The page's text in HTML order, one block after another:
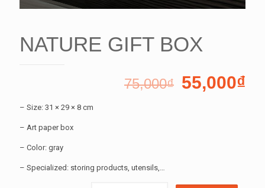
NATURE GIFT BOX
75,000₫ 55,000₫
– Size: 31 × 29 × 8 cm
– Art paper box
– Color: gray
– Specialized: storing products, utensils,…